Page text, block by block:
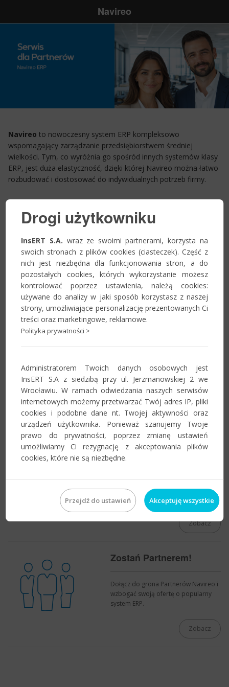
Navireo
Navireo to nowoczesny system ERP kompleksowo
wspomagający zarządzanie przedsiębiorstwem średniej
wielkości. Tym, co wyróżnia go spośród innych systemów klasy
ERP, jest duża elastyczność, dzięki której Navireo można łatwo
rozbudować i dostosować do indywidualnych potrzeb firmy.
Aktualności
Informacje o zmianach w systemie,
istotne komunikaty i przydatne
materiały dla Partnerów.
Zobacz
Forum
Miejsce wymiany uwag, doświadczeń i
innych informacji związanych z
systemem Navireo.
Zobacz
Szkolenia
Harmonogram spotkań i wydarzeń
edukacyjnych dla Partnerów Navireo.
Zobacz
Zostań Partnerem!
Dołącz do grona Partnerów Navireo i
wzbogać swoją ofertę o popularny
system ERP.
Zobacz
Drogi użytkowniku
InsERT S.A. wraz ze swoimi partnerami, korzysta na
swoich stronach z plików cookies (ciasteczek). Część z
nich jest niezbędna dla funkcjonowania stron, a do
pozostałych cookies, których wykorzystanie możesz
kontrolować poprzez ustawienia, należą cookies:
używane do analizy w jaki sposób korzystasz z naszej
strony, umożliwiające personalizację prezentowanych Ci
treści oraz marketingowe, reklamowe.
Polityka prywatności >
Administratorem Twoich danych osobowych jest
InsERT S.A z siedzibą przy ul. Jerzmanowskiej 2 we
Wrocławiu. W ramach odwiedzania naszych serwisów
internetowych możemy przetwarzać Twój adres IP, pliki
cookies i podobne dane nt. Twojej aktywności oraz
urządzeń użytkownika. Ponieważ szanujemy Twoje
prawo do prywatności, poprzez zmianę ustawień
umożliwiamy Ci rezygnację z akceptowania plików
cookies, które nie są niezbędne.
Przejdź do ustawień Akceptuję wszystkie